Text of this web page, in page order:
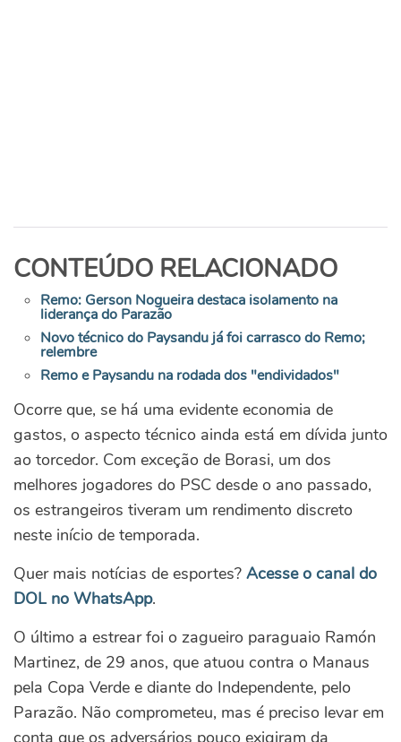
CONTEÚDO RELACIONADO
Remo: Gerson Nogueira destaca isolamento na
liderança do Parazão
Novo técnico do Paysandu já foi carrasco do Remo;
relembre
Remo e Paysandu na rodada dos "endividados"
Ocorre que, se há uma evidente economia de
gastos, o aspecto técnico ainda está em dívida junto
ao torcedor. Com exceção de Borasi, um dos
melhores jogadores do PSC desde o ano passado,
os estrangeiros tiveram um rendimento discreto
neste início de temporada.
Quer mais notícias de esportes? Acesse o canal do
DOL no WhatsApp.
O último a estrear foi o zagueiro paraguaio Ramón
Martinez, de 29 anos, que atuou contra o Manaus
pela Copa Verde e diante do Independente, pelo
Parazão. Não comprometeu, mas é preciso levar em